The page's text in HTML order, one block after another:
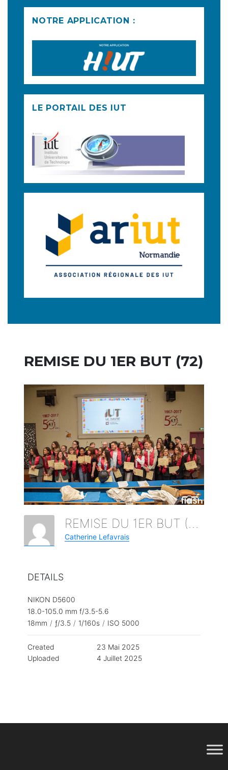
NOTRE APPLICATION :
LE PORTAIL DES IUT
REMISE DU 1ER BUT (72)
REMISE DU 1ER BUT (72)
Catherine Lefavrais
DETAILS
NIKON D5600
18.0-105.0 mm f/3.5-5.6
18mm / ƒ/3.5 / 1/160s / ISO 5000
Created
23 Mai 2025
Uploaded
4 Juillet 2025